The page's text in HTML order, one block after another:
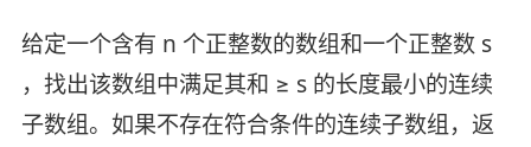
给定一个含有 n 个正整数的数组和一个正整数 s
，找出该数组中满足其和 ≥ s 的长度最小的连续
子数组。如果不存在符合条件的连续子数组，返